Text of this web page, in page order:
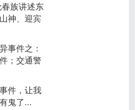
族讲述东
神、迎宾
事件之：
；交通警
件，让我
鬼了...